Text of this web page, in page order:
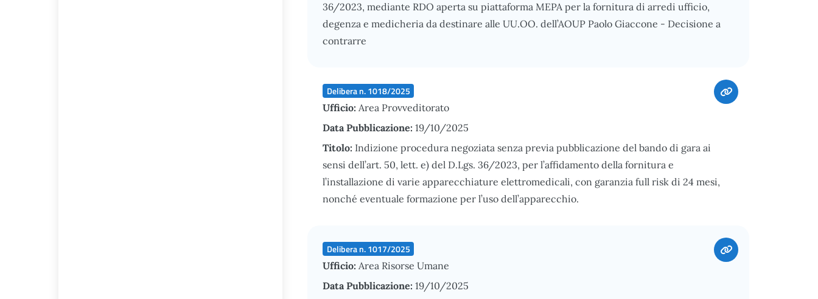
36/2023, mediante RDO aperta su piattaforma MEPA per la fornitura di arredi ufficio,
degenza e medicheria da destinare alle UU.OO. dell’AOUP Paolo Giaccone - Decisione a
contrarre
Delibera n. 1018/2025
Ufficio: Area Provveditorato
Data Pubblicazione: 19/10/2025
Titolo: Indizione procedura negoziata senza previa pubblicazione del bando di gara ai
sensi dell’art. 50, lett. e) del D.Lgs. 36/2023, per l’affidamento della fornitura e
l’installazione di varie apparecchiature elettromedicali, con garanzia full risk di 24 mesi,
nonché eventuale formazione per l’uso dell’apparecchio.
Delibera n. 1017/2025
Ufficio: Area Risorse Umane
Data Pubblicazione: 19/10/2025